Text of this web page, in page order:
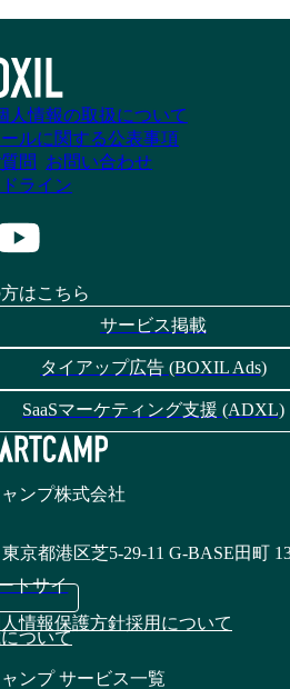
人情報の取扱について
ルに関する公表事項
問
お問い合わせ
ライン
はこちら
サービス掲載
タイアップ広告 (BOXIL Ads)
SaaSマーケティング支援 (ADXL)
ンプ株式会社
東京都港区芝5-29-11 G-BASE田町
トサイ
情報保護方針採用について
ついて
ンプ サービス一覧